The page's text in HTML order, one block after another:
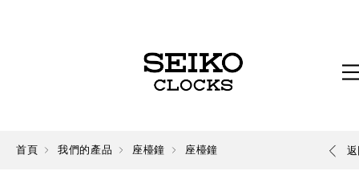
首頁 我們的產品 座檯鐘 座檯鐘